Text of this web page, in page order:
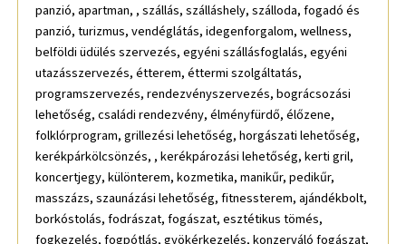
panzió, apartman, , szállás, szálláshely, szálloda, fogadó és
panzió, turizmus, vendéglátás, idegenforgalom, wellness,
belföldi üdülés szervezés, egyéni szállásfoglalás, egyéni
utazásszervezés, étterem, éttermi szolgáltatás,
programszervezés, rendezvényszervezés, bográcsozási
lehetőség, családi rendezvény, élményfürdő, élőzene,
folklórprogram, grillezési lehetőség, horgászati lehetőség,
kerékpárkölcsönzés, , kerékpározási lehetőség, kerti gril,
koncertjegy, különterem, kozmetika, manikűr, pedikűr,
masszázs, szaunázási lehetőség, fitnessterem, ajándékbolt,
borkóstolás, fodrászat, fogászat, esztétikus tömés,
fogkezelés, fogpótlás, gyökérkezelés, konzerváló fogászat,